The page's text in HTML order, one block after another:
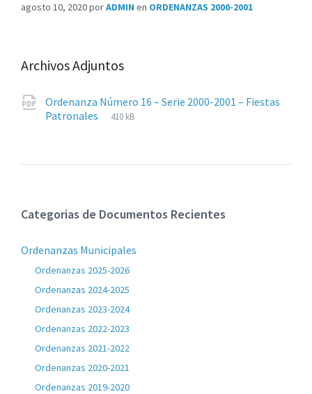
agosto 10, 2020porADMIN en ORDENANZAS 2000-2001
Archivos Adjuntos
Ordenanza Número 16 – Serie 2000-2001 – Fiestas
Patronales
Extensiones
pdf
Tamaño
410 kB
Categorias de Documentos Recientes
Ordenanzas Municipales
Ordenanzas 2025-2026
Ordenanzas 2024-2025
Ordenanzas 2023-2024
Ordenanzas 2022-2023
Ordenanzas 2021-2022
Ordenanzas 2020-2021
Ordenanzas 2019-2020